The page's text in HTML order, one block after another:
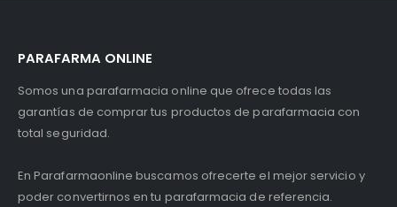
PARAFARMA ONLINE
Somos una parafarmacia online que ofrece todas las
garantías de comprar tus productos de parafarmacia con
total seguridad.
En Parafarmaonline buscamos ofrecerte el mejor servicio y
poder convertirnos en tu parafarmacia de referencia.